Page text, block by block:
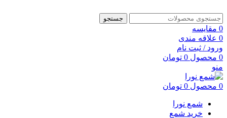
جستجو
0 مقایسه
0 علاقه مندی
ورود / ثبت نام
0 محصول 0 تومان
منو
0 محصول 0 تومان
شمع نورا
خرید شمع